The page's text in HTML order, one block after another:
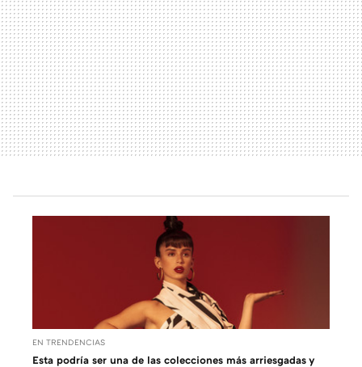
EN TRENDENCIAS
Esta podría ser una de las colecciones más arriesgadas y